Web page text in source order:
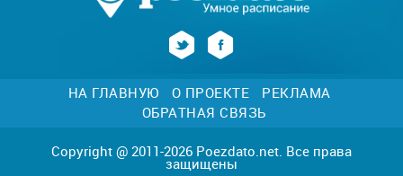
НА ГЛАВНУЮ О ПРОЕКТЕ
РЕКЛАМА
ОБРАТНАЯ СВЯЗЬ
Copyright @ 2011-2026 Poezdato.net. Все права
защищены